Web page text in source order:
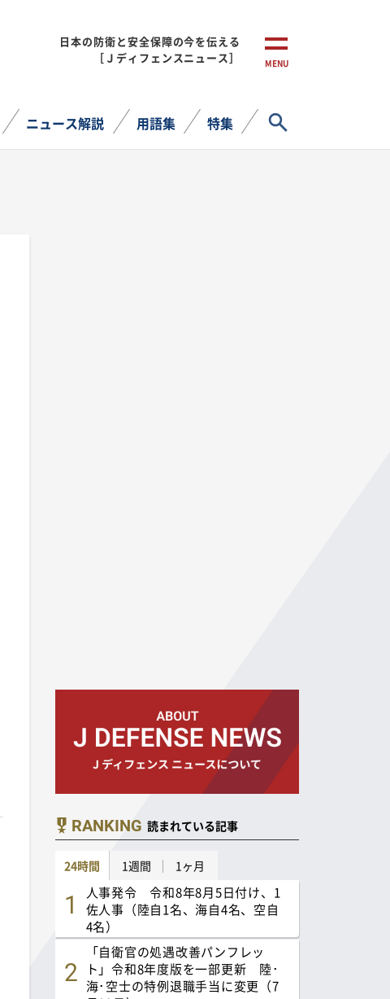
日本の防衛と安全保障の今を伝える
［Ｊディフェンスニュース］
MENU
ニュース解説 用語集 特集
RANKING 読まれている記事
24時間 1週間 1ヶ月
人事発令 令和8年8月5日付け、1
佐人事（陸自1名、海自4名、空自
4名）
「自衛官の処遇改善パンフレッ
ト」令和8年度版を一部更新 陸･
海･空士の特例退職手当に変更（7